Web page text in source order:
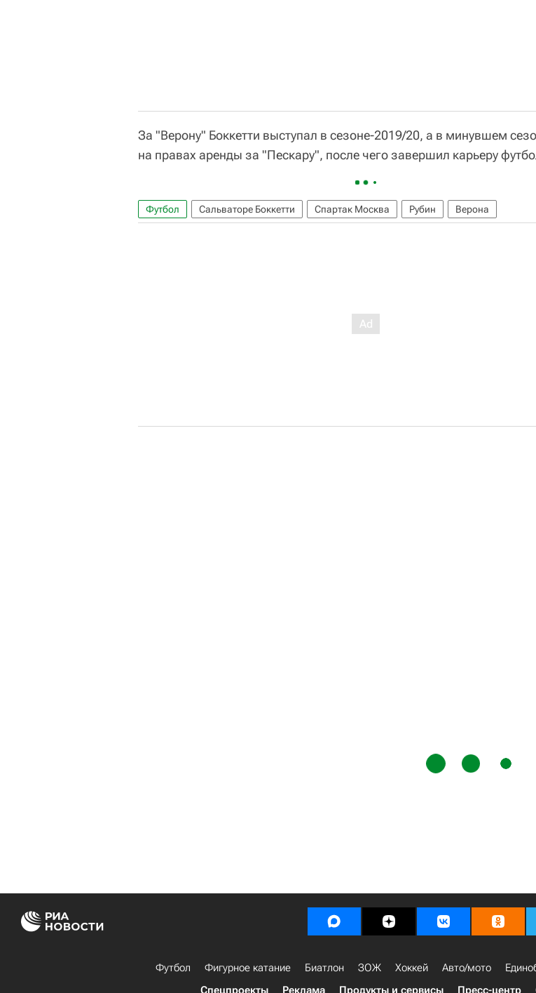
За "Верону" Боккетти выступал в сезоне-2019/20, а в минувшем
на правах аренды за "Пескару", после чего завершил карьеру
Футбол Сальваторе Боккетти Спартак Москва Рубин Верона
Футбол Фигурное катание Биатлон ЗОЖ Хоккей Авто/мото
Спецпроекты
Реклама Продукты и сервисы Пресс-центр